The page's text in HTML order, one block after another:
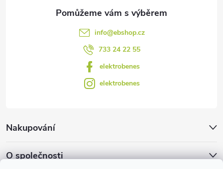
Nakupování
O společnosti
info@ebshop.cz
733 24 22 55
elektrobenes
elektrobenes